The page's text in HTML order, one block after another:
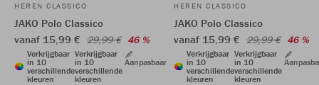
HEREN CLASSICO
JAKO Polo Classico
vanaf 15,99 € 29,99 € 46 %
Verkrijgbaar
in 10
verschillende
kleuren
Verkrijgbaar
in 10
verschillende
kleuren
Aanpasbaar
HEREN CLASSICO
JAKO Polo Classico
vanaf 15,99 € 29,99 € 46 %
Verkrijgbaar
in 10
verschillende
kleuren
Verkrijgbaar
in 10
verschillende
kleuren